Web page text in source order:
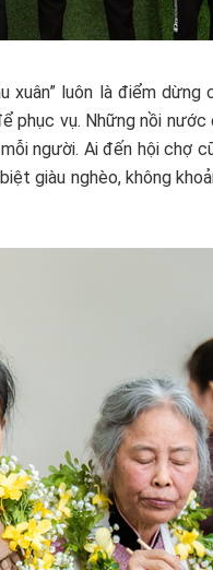
xuân” luôn là điểm dừng
phục vụ. Những nồi
người. Ai đến hội chợ
giàu nghèo, không